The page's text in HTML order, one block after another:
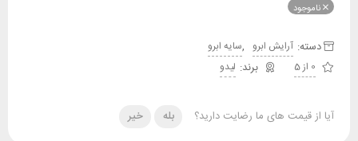
ناموجود
دسته: آرایش ابرو ,سایه ابرو
0 از 5
لیدو
آیا از قیمت های ما رضایت دارید؟ بله خیر